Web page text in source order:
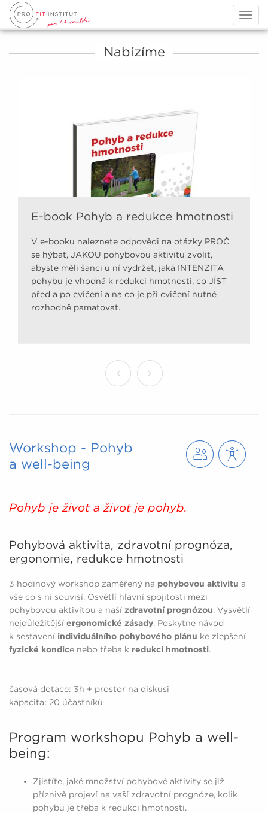
Nabízíme
E-book Pohyb a redukce hmotnosti
V e-booku naleznete odpovědi na otázky PROČ
se hýbat, JAKOU pohybovou aktivitu zvolit,
abyste měli šanci u ní vydržet, jaká INTENZITA
pohybu je vhodná k redukci hmotnosti, co JÍST
před a po cvičení a na co je při cvičení nutné
rozhodně pamatovat.
Workshop - Pohyb
a well-being
Pohyb je život a život je pohyb.
Pohybová aktivita, zdravotní prognóza,
ergonomie, redukce hmotnosti
3 hodinový workshop zaměřený na pohybovou aktivitu a
vše co s ní souvisí. Osvětlí hlavní spojitosti mezi
pohybovou aktivitou a naší zdravotní prognózou. Vysvětlí
nejdůležitější ergonomické zásady. Poskytne návod
k sestavení individuálního pohybového plánu ke zlepšení
fyzické kondice nebo třeba k redukci hmotnosti.
časová dotace: 3h + prostor na diskusi
kapacita: 20 účastníků
Program workshopu Pohyb a well-
being:
Zjistíte, jaké množství pohybové aktivity se již
příznivě projeví na vaší zdravotní prognóze, kolik
pohybu je třeba k redukci hmotnosti.